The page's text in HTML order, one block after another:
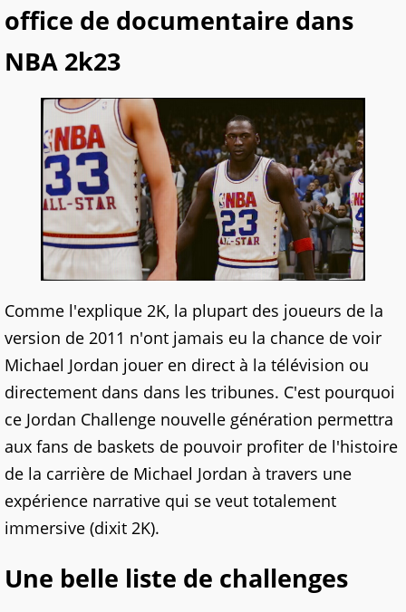
office de documentaire dans
NBA 2k23
Comme l'explique 2K, la plupart des joueurs de la
version de 2011 n'ont jamais eu la chance de voir
Michael Jordan jouer en direct à la télévision ou
directement dans dans les tribunes. C'est pourquoi
ce Jordan Challenge nouvelle génération permettra
aux fans de baskets de pouvoir profiter de l'histoire
de la carrière de Michael Jordan à travers une
expérience narrative qui se veut totalement
immersive (dixit 2K).
Une belle liste de challenges